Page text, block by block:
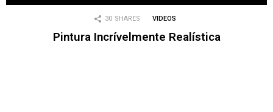
30 SHARES VIDEOS
Pintura Incrívelmente Realística